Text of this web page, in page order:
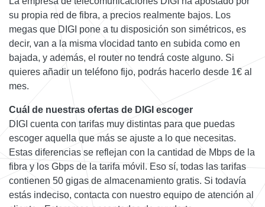
su propia red de fibra, a precios realmente bajos. Los
megas que DIGI pone a tu disposición son simétricos, es
decir, van a la misma vlocidad tanto en subida como en
bajada, y además, el router no tendrá coste alguno. Si
quieres añadir un teléfono fijo, podrás hacerlo desde 1€ al
mes.
Cuál de nuestras ofertas de DIGI escoger
DIGI cuenta con tarifas muy distintas para que puedas
escoger aquella que más se ajuste a lo que necesitas.
Estas diferencias se reflejan con la cantidad de Mbps de la
fibra y los Gbps de la tarifa móvil. Eso sí, todas las tarifas
contienen 50 gigas de almacenamiento gratis. Si todavía
estás indeciso, contacta con nuestro equipo de atención al